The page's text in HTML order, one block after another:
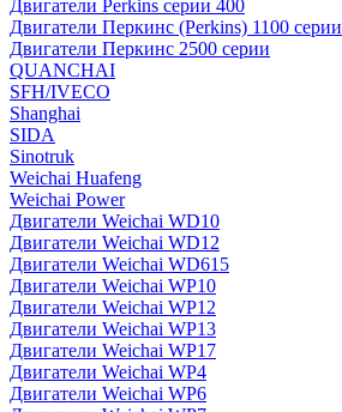
Двигатели Perkins серии 400
Двигатели Перкинс (Perkins) 1100 серии
Двигатели Перкинс 2500 серии
QUANCHAI
SFH/IVECO
Shanghai
SIDA
Sinotruk
Weichai Huafeng
Weichai Power
Двигатели Weichai WD10
Двигатели Weichai WD12
Двигатели Weichai WD615
Двигатели Weichai WP10
Двигатели Weichai WP12
Двигатели Weichai WP13
Двигатели Weichai WP17
Двигатели Weichai WP4
Двигатели Weichai WP6